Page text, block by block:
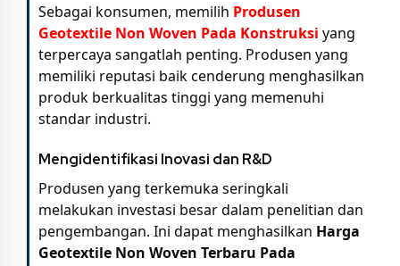
Sebagai konsumen, memilih Produsen
Geotextile Non Woven Pada Konstruksi yang
terpercaya sangatlah penting. Produsen yang
memiliki reputasi baik cenderung menghasilkan
produk berkualitas tinggi yang memenuhi
standar industri.
Mengidentifikasi Inovasi dan R&D
Produsen yang terkemuka seringkali
melakukan investasi besar dalam penelitian dan
pengembangan. Ini dapat menghasilkan Harga
Geotextile Non Woven Terbaru Pada